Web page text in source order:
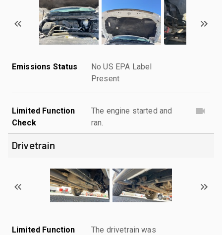
Emissions Status
No US EPA Label
Present
Limited Function
Check
The engine started and
ran.
Drivetrain
Limited Function
The drivetrain was